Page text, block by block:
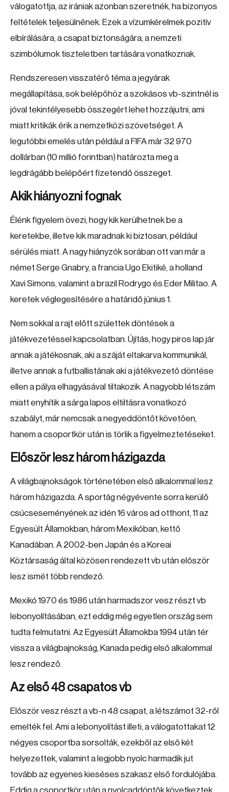
válogatottja, az irániak azonban szeretnék, ha bizonyos
feltételek teljesülnének. Ezek a vízumkérelmek pozitív
elbírálására, a csapat biztonságára, a nemzeti
szimbólumok tiszteletben tartására vonatkoznak.
Rendszeresen visszatérő téma a jegyárak
megállapítása, sok belépőhöz a szokásos vb-szintnél is
jóval tekintélyesebb összegért lehet hozzájutni, ami
miatt kritikák érik a nemzetközi szövetséget. A
legutóbbi emelés után például a FIFA már 32 970
dollárban (10 millió forintban) határozta meg a
legdrágább belépőért fizetendő összeget.
Akik hiányozni fognak
Élénk figyelem övezi, hogy kik kerülhetnek be a
keretekbe, illetve kik maradnak ki biztosan, például
sérülés miatt. A nagy hiányzók sorában ott van már a
német Serge Gnabry, a francia Ugo Ekitiké, a holland
Xavi Simons, valamint a brazil Rodrygo és Eder Militao. A
keretek véglegesítésére a határidő június 1.
Nem sokkal a rajt előtt születtek döntések a
játékvezetéssel kapcsolatban. Újítás, hogy piros lap jár
annak a játékosnak, aki a száját eltakarva kommunikál,
illetve annak a futballistának aki a játékvezető döntése
ellen a pálya elhagyásával tiltakozik. A nagyobb létszám
miatt enyhítik a sárga lapos eltiltásra vonatkozó
szabályt, már nemcsak a negyeddöntőt követően,
hanem a csoportkör után is törlik a figyelmeztetéseket.
Először lesz három házigazda
A világbajnokságok történetében első alkalommal lesz
három házigazda. A sportág négyévente sorra kerülő
csúcseseményének az idén 16 város ad otthont, 11 az
Egyesült Államokban, három Mexikóban, kettő
Kanadában. A 2002-ben Japán és a Koreai
Köztársaság által közösen rendezett vb után először
lesz ismét több rendező.
Mexikó 1970 és 1986 után harmadszor vesz részt vb
lebonyolításában, ezt eddig még egyetlen ország sem
tudta felmutatni. Az Egyesült Államokba 1994 után tér
vissza a világbajnokság, Kanada pedig első alkalommal
lesz rendező.
Az első 48 csapatos vb
Először vesz részt a vb-n 48 csapat, a létszámot 32-ről
emelték fel. Ami a lebonyolítást illeti, a válogatottakat 12
négyes csoportba sorsolták, ezekből az első két
helyezettek, valamint a legjobb nyolc harmadik jut
tovább az egyenes kieséses szakasz első fordulójába.
Eddig a csoportkör után a nyolcaddöntők következtek,